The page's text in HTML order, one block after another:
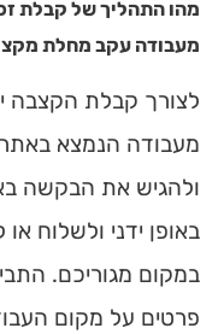
מהו התהליך של קבלת
מעבודה עקב מחלת
לצורך קבלת הקצבה
מעבודה הנמצא באתר
ולהגיש את הבקשה
באופן ידני ולשלוח
במקום מגוריכם.
פרטים על מקום